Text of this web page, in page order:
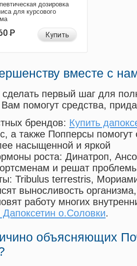
дозировка
для курсового
Р Купить
вместе с
первый шаг для
помогут средства,
брендов: Купить
а также Попперсы помогут
насыщенной и яркой
роста: Динатроп,
и решат
Tribulus terrestris,
выносливость
работу многих
о.Соловки.
объясняющих